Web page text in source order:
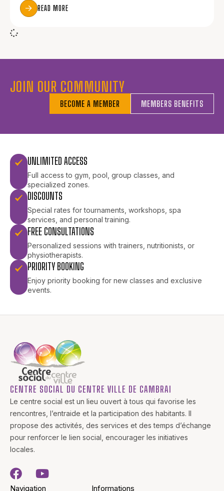
READ MORE
JOIN OUR COMMUNITY
MEMBERS BENEFITS
BECOME A MEMBER
UNLIMITED ACCESS
Full access to gym, pool, group classes, and
specialized zones.
DISCOUNTS
Special rates for tournaments, workshops, spa
services, and personal training.
FREE CONSULTATIONS
Personalized sessions with trainers, nutritionists, or
physiotherapists.
PRIORITY BOOKING
Enjoy priority booking for new classes and exclusive
events.
CENTRE SOCIAL DU CENTRE VILLE DE CAMBRAI
Le centre social est un lieu ouvert à tous qui favorise les
rencontres, l’entraide et la participation des habitants. Il
propose des activités, des services et des temps d’échange
pour renforcer le lien social, encourager les initiatives
locales.
Navigation Informations